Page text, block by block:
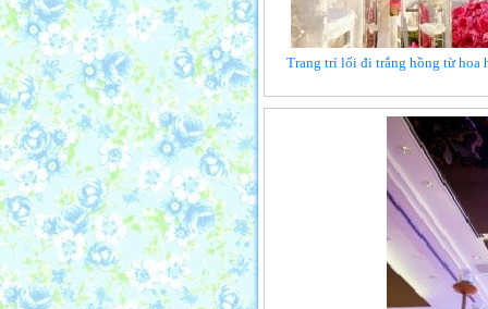
Trang trí lối đi trắng hồng từ hoa